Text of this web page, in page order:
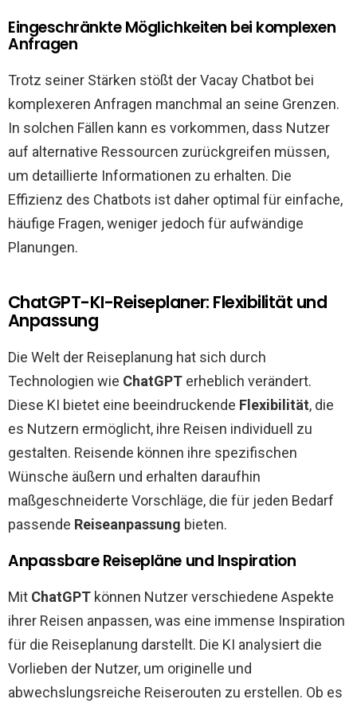
Eingeschränkte Möglichkeiten bei komplexen
Anfragen
Trotz seiner Stärken stößt der Vacay Chatbot bei
komplexeren Anfragen manchmal an seine Grenzen.
In solchen Fällen kann es vorkommen, dass Nutzer
auf alternative Ressourcen zurückgreifen müssen,
um detaillierte Informationen zu erhalten. Die
Effizienz des Chatbots ist daher optimal für einfache,
häufige Fragen, weniger jedoch für aufwändige
Planungen.
ChatGPT-KI-Reiseplaner: Flexibilität und
Anpassung
Die Welt der Reiseplanung hat sich durch
Technologien wie ChatGPT erheblich verändert.
Diese KI bietet eine beeindruckende Flexibilität, die
es Nutzern ermöglicht, ihre Reisen individuell zu
gestalten. Reisende können ihre spezifischen
Wünsche äußern und erhalten daraufhin
maßgeschneiderte Vorschläge, die für jeden Bedarf
passende Reiseanpassung bieten.
Anpassbare Reisepläne und Inspiration
Mit ChatGPT können Nutzer verschiedene Aspekte
ihrer Reisen anpassen, was eine immense Inspiration
für die Reiseplanung darstellt. Die KI analysiert die
Vorlieben der Nutzer, um originelle und
abwechslungsreiche Reiserouten zu erstellen. Ob es